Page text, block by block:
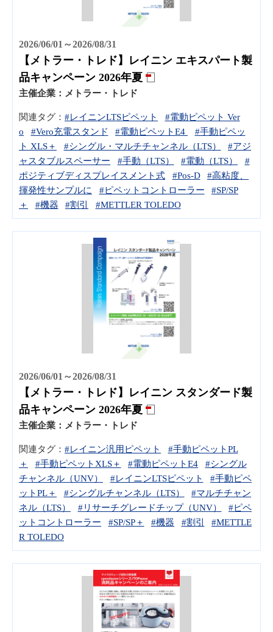
2026/06/01～2026/08/31
【メトラー・トレド】レイニン エキスパート製
品キャンペーン 2026年夏
主催企業： メトラー・トレド
関連タグ： #レイニンLTSピペット
#電動ピペット Ver
o
#Vero充電スタンド #電動ピペットE4
#手動ピペッ
ト XLS＋
#シングル・マルチチャンネル（LTS）
#アジ
ャスタブルスペーサー
#手動（LTS） #電動（LTS）
#
ポジティブディスプレイスメント式
#Pos-D
#高粘度、
揮発性サンプルに
#ピペットコントローラー
#SP/SP
＋
#機器 #割引 #METTLER TOLEDO
2026/06/01～2026/08/31
【メトラー・トレド】レイニン スタンダード製
品キャンペーン 2026年夏
主催企業： メトラー・トレド
関連タグ： #レイニン汎用ピペット
#手動ピペットPL
＋
#手動ピペットXLS＋ #電動ピペットE4
#シングル
チャンネル（UNV）
#レイニンLTSピペット
#手動ピペ
ットPL＋
#シングルチャンネル（LTS）
#マルチチャン
ネル（LTS）
#リサーチグレードチップ（UNV）
#ピペ
ットコントローラー
#SP/SP＋ #機器 #割引
#METTLE
R TOLEDO